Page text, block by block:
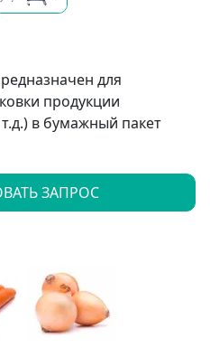
для
продукции
в бумажный пакет
ЗАПРОС